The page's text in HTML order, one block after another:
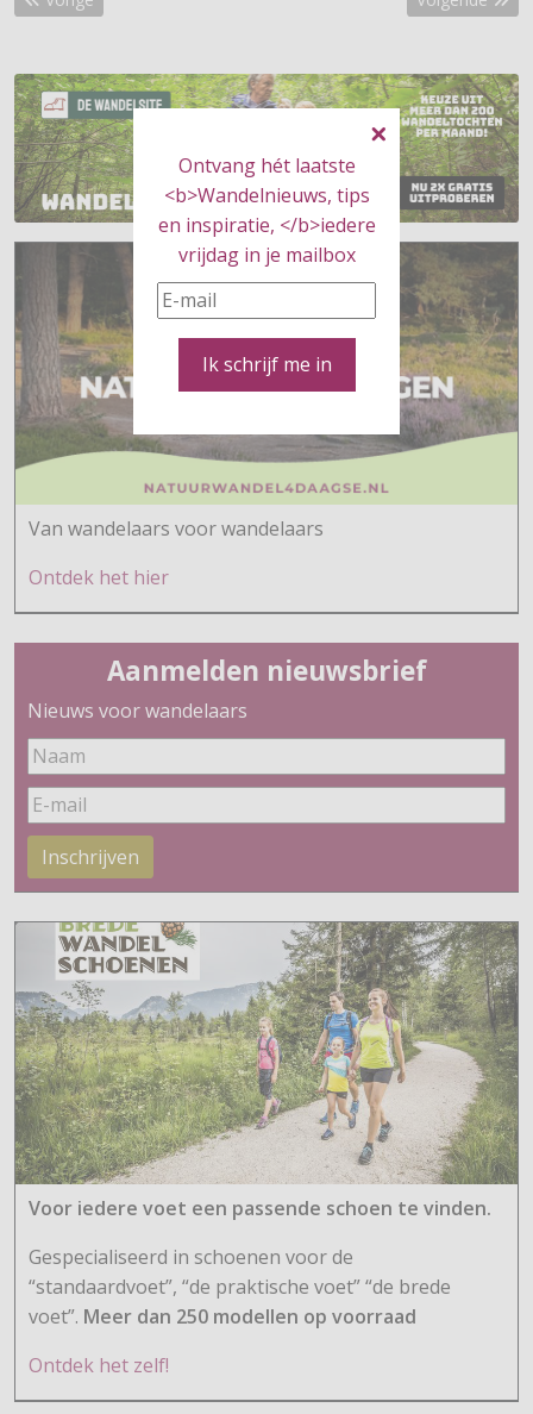
Ontvang hét laatste
<b>Wandelnieuws, tips
en inspiratie, </b>iedere
vrijdag in je mailbox
Ik schrijf me in
Van wandelaars voor wandelaars
Ontdek het hier
Aanmelden nieuwsbrief
Nieuws voor wandelaars
Inschrijven
Voor iedere voet een passende schoen te vinden.
Gespecialiseerd in schoenen voor de
“standaardvoet”, “de praktische voet” “de brede
voet”. Meer dan 250 modellen op voorraad
Ontdek het zelf!